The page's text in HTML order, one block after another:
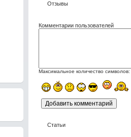
Отзывы
Комментарии пользователей
Максимальное количество символов:
Статьи